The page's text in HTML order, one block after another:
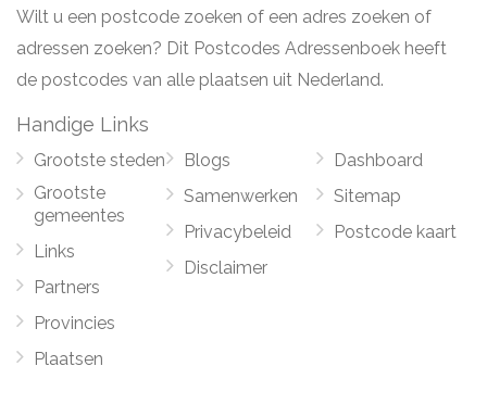
Wilt u een postcode zoeken of een adres zoeken of
adressen zoeken? Dit Postcodes Adressenboek heeft
de postcodes van alle plaatsen uit Nederland.
Handige Links
Grootste steden
Grootste
gemeentes
Links
Partners
Provincies
Plaatsen
Blogs
Samenwerken
Privacybeleid
Disclaimer
Dashboard
Sitemap
Postcode kaart